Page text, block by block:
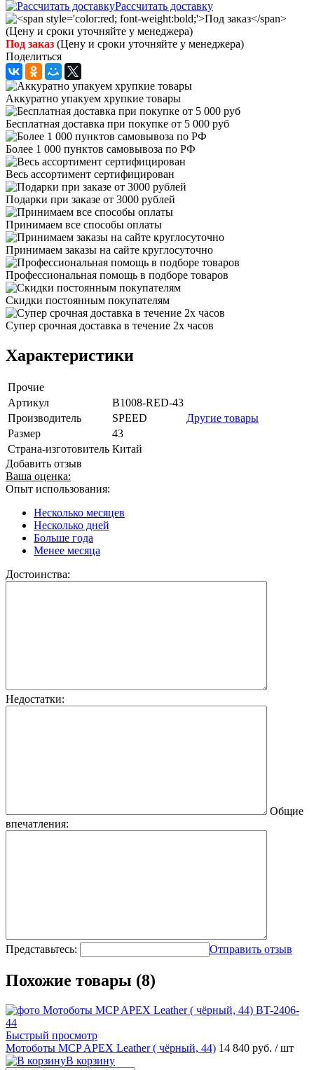
Рассчитать доставку
Под заказ (Цену и сроки уточняйте у менеджера)
Поделиться
Аккуратно упакуем хрупкие товары
Бесплатная доставка при покупке от 5 000 руб
Более 1 000 пунктов самовывоза по РФ
Весь ассортимент сертифицирован
Подарки при заказе от 3000 рублей
Принимаем все способы оплаты
Принимаем заказы на сайте круглосуточно
Профессиональная помощь в подборе товаров
Скидки постоянным покупателям
Супер срочная доставка в течение 2х часов
Характеристики
Прочие
Артикул
B1008-RED-43
Производитель
SPEED
Другие товары
Размер
43
Страна-изготовитель Китай
Добавить отзыв
Ваша оценка:
Опыт использования:
Несколько месяцев
Несколько дней
Больше года
Менее месяца
Достоинства:
Недостатки:
Общие
впечатления:
Представьтесь: Отправить отзыв
Похожие товары (8)
Быстрый просмотр
Мотоботы MCP APEX Leather ( чёрный, 44) 14 840 руб. / шт
В корзину